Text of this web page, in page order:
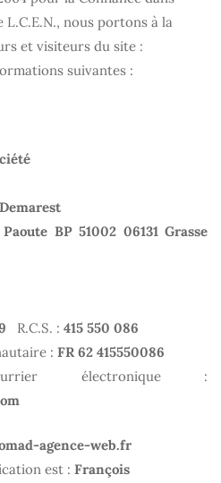
L.C.E.N., nous portons à la
et visiteurs du site :
suivantes :
BP 51002 06131 Grasse
R.C.S. : 415 550 086
: FR 62 415550086
électronique :
agence-web.fr
est : François